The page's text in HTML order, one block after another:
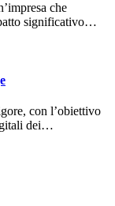
che
significativo…
con l’obiettivo
dei…